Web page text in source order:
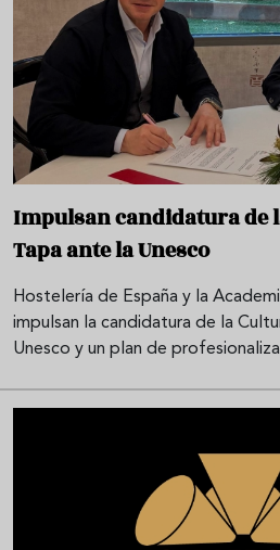
Impulsan candidatura de
Tapa ante la Unesco
Hostelería de España y la
impulsan la candidatura de la
Unesco y un plan de